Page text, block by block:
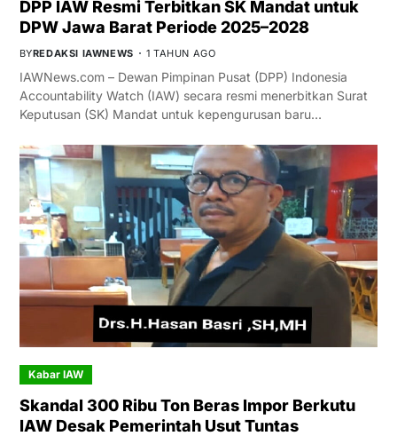
DPP IAW Resmi Terbitkan SK Mandat untuk
DPW Jawa Barat Periode 2025–2028
BYREDAKSI IAWNEWS 1 TAHUN AGO
IAWNews.com – Dewan Pimpinan Pusat (DPP) Indonesia
Accountability Watch (IAW) secara resmi menerbitkan Surat
Keputusan (SK) Mandat untuk kepengurusan baru…
Kabar IAW
Skandal 300 Ribu Ton Beras Impor Berkutu
IAW Desak Pemerintah Usut Tuntas